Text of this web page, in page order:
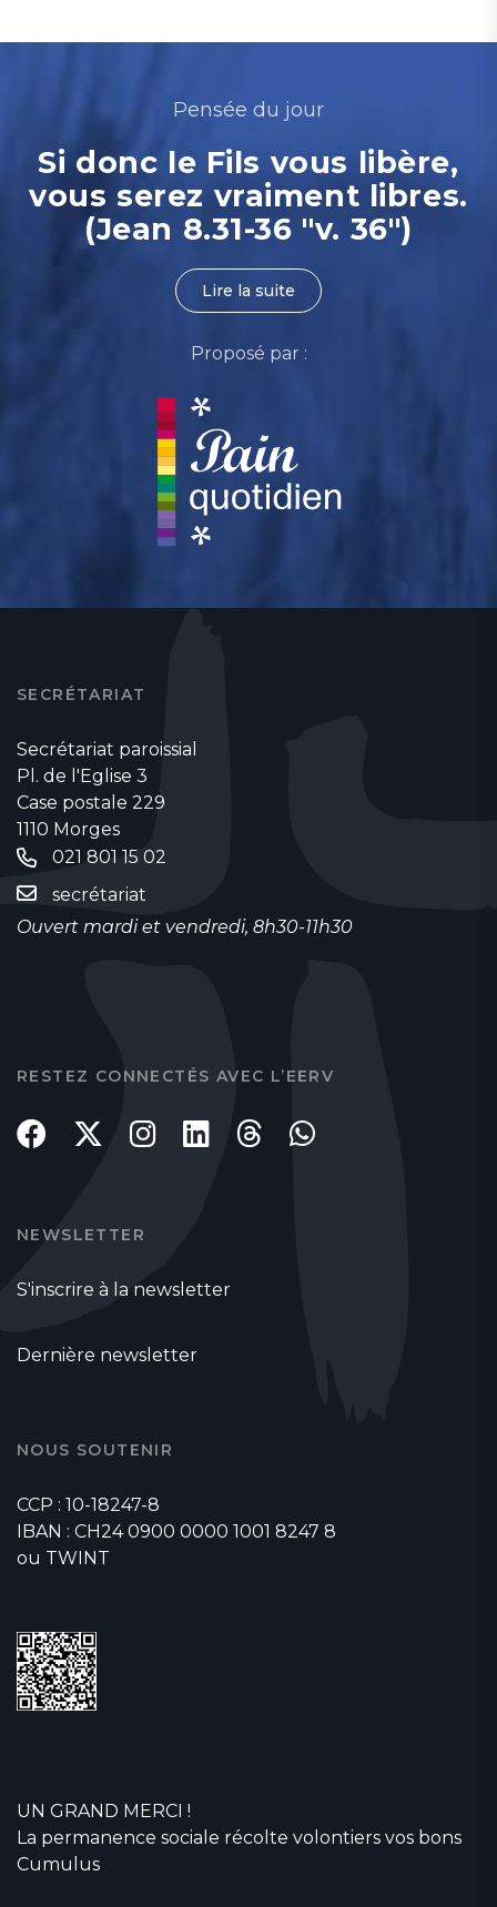
Pensée du jour
Si donc le Fils vous libère,
vous serez vraiment libres.
(Jean 8.31-36 "v. 36")
Lire la suite
Proposé par :
SECRÉTARIAT
Secrétariat paroissial
Pl. de l'Eglise 3
Case postale 229
1110 Morges
021 801 15 02
secrétariat
Ouvert mardi et vendredi, 8h30-11h30
RESTEZ CONNECTÉS AVEC L’EERV
NEWSLETTER
S'inscrire à la newsletter
Dernière newsletter
NOUS SOUTENIR
CCP : 10-18247-8
IBAN : CH24 0900 0000 1001 8247 8
ou TWINT
UN GRAND MERCI !
La permanence sociale récolte volontiers vos bons
Cumulus